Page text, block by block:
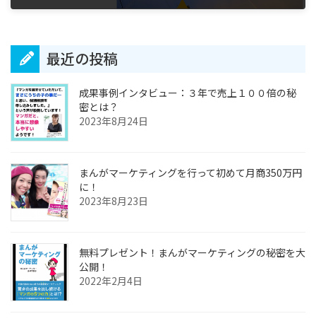
2023年1月4日
最近の投稿
成果事例インタビュー：３年で売上１００倍の秘
密とは？
2023年8月24日
まんがマーケティングを行って初めて月商350万円
に！
2023年8月23日
無料プレゼント！まんがマーケティングの秘密を大
公開！
2022年2月4日